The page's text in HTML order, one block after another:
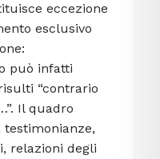
eccezione
esclusivo
può infatti
“contrario
Il quadro
relazioni degli